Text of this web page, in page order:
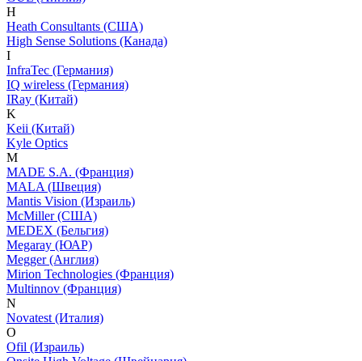
H
Heath Consultants (США)
High Sense Solutions (Канада)
I
InfraTec (Германия)
IQ wireless (Германия)
IRay (Китай)
K
Keii (Китай)
Kyle Optics
M
MADE S.A. (Франция)
MALA (Швеция)
Mantis Vision (Израиль)
McMiller (США)
MEDEX (Бельгия)
Megaray (ЮАР)
Megger (Англия)
Mirion Technologies (Франция)
Multinnov (Франция)
N
Novatest (Италия)
O
Ofil (Израиль)